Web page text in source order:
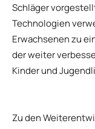
Schläger
Technologien
Erwachsenen zu
der weiter
Kinder und
Zu den